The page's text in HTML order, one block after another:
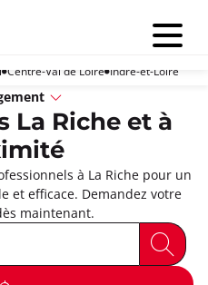
Menu
Centre-Val de Loire Indre-et-Loire
La Riche et à
à La Riche pour un
et efficace. Demandez votre
maintenant.